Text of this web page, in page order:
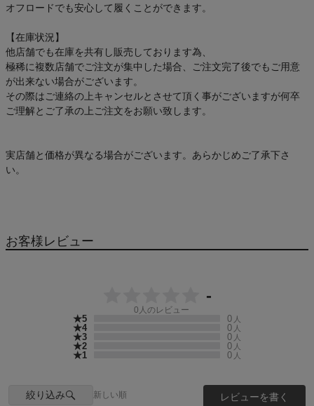
オフロードでも安心して履くことができます。
【在庫状況】
他店舗でも在庫を共有し販売しております為、
極稀に複数店舗でご注文が集中した場合、ご注文完了後でもご用意
が出来ない場合がございます。
その際はご連絡の上キャンセルとさせて頂く事がございますが何卒
ご理解とご了承の上ご注文をお願い致します。
実店舗と価格が異なる場合がございます。あらかじめご了承下さ
い。
お客様レビュー
-
0 人のレビュー
★5 0 人
★4 0 人
★3 0 人
★2 0 人
★1 0 人
絞り込み 新しい順 レビューを書く